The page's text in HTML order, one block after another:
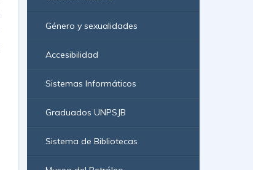
Género y sexualidades
Accesibilidad
Sistemas Informáticos
Graduados UNPSJB
Sistema de Bibliotecas